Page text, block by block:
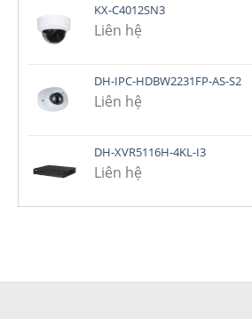
KX-C4012SN3
Liên hệ
DH-IPC-HDBW2231FP-AS-S2
Liên hệ
DH-XVR5116H-4KL-I3
Liên hệ